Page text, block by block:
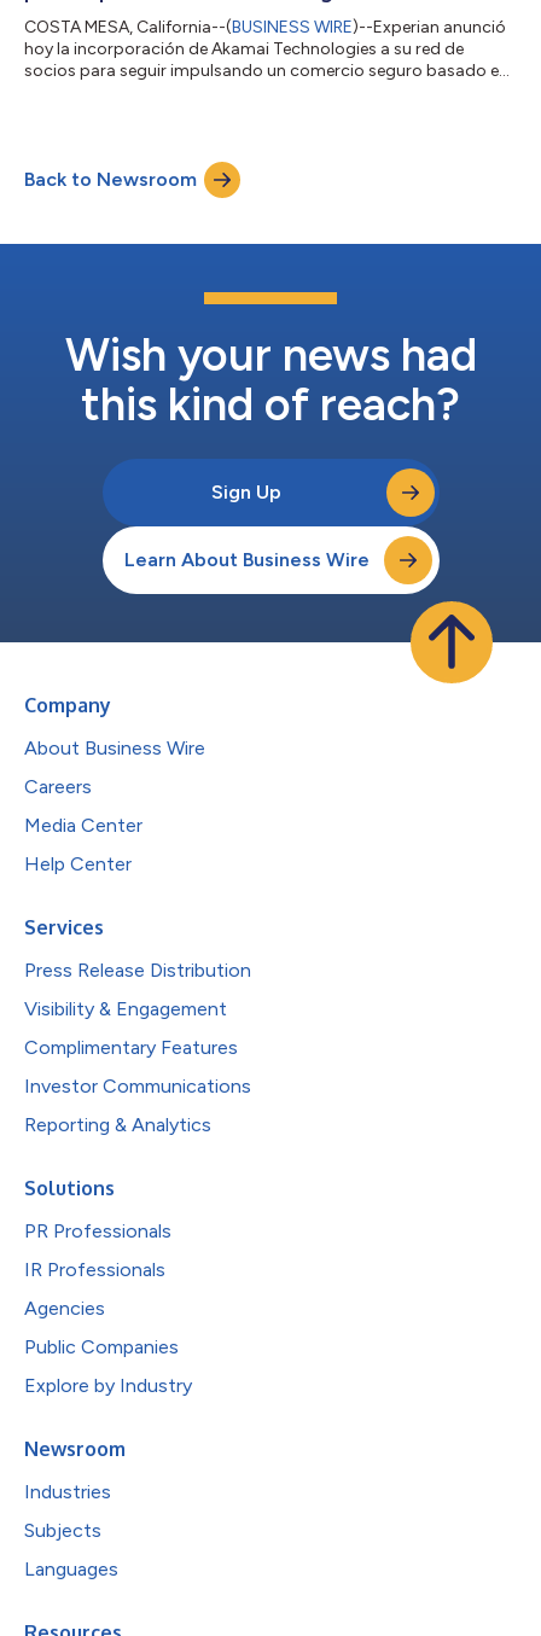
COSTA MESA, California--(BUSINESS WIRE)--Experian anunció
hoy la incorporación de Akamai Technologies a su red de
socios para seguir impulsando un comercio seguro basado en
comienzan a buscar, decidir y realizar transacciones de forma
autónoma, surge un desafío clave para las empresas: cómo
confiar en una acción cuan...
Back to Newsroom
Wish your news had
this kind of reach?
Sign Up
Learn About Business Wire
Company
About Business Wire
Careers
Media Center
Help Center
Services
Press Release Distribution
Visibility & Engagement
Complimentary Features
Investor Communications
Reporting & Analytics
Solutions
PR Professionals
IR Professionals
Agencies
Public Companies
Explore by Industry
Newsroom
Industries
Subjects
Languages